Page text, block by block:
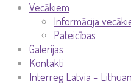
Vecākiem
Informācija
Pateicības
Galerijas
Kontakti
Interreg Latvia –